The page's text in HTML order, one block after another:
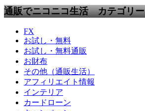
通販でニコニコ生活 カテゴリー
FX
お試し・無料
お試し・無料通販
お財布
その他（通販生活）
アフィリエイト情報
インテリア
カードローン